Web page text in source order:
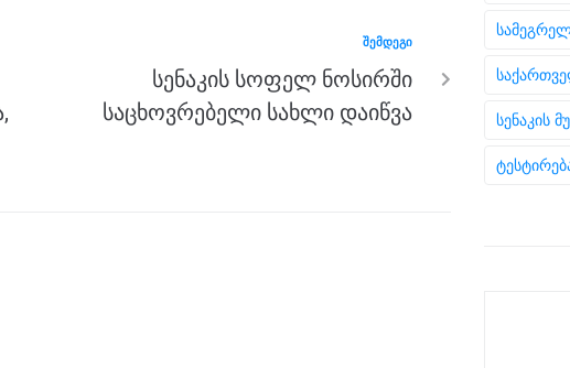
ᲨᲔᲛᲓᲔᲒᲘ
სენაკის სოფელ ნოსირში
საცხოვრებელი სახლი დაიწვა
სენაკის